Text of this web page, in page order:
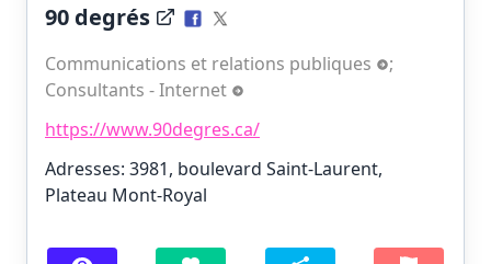
90 degrés
Communications et relations publiques
;
Consultants - Internet
https://www.90degres.ca/
Adresses: 3981, boulevard Saint-Laurent,
Plateau Mont-Royal